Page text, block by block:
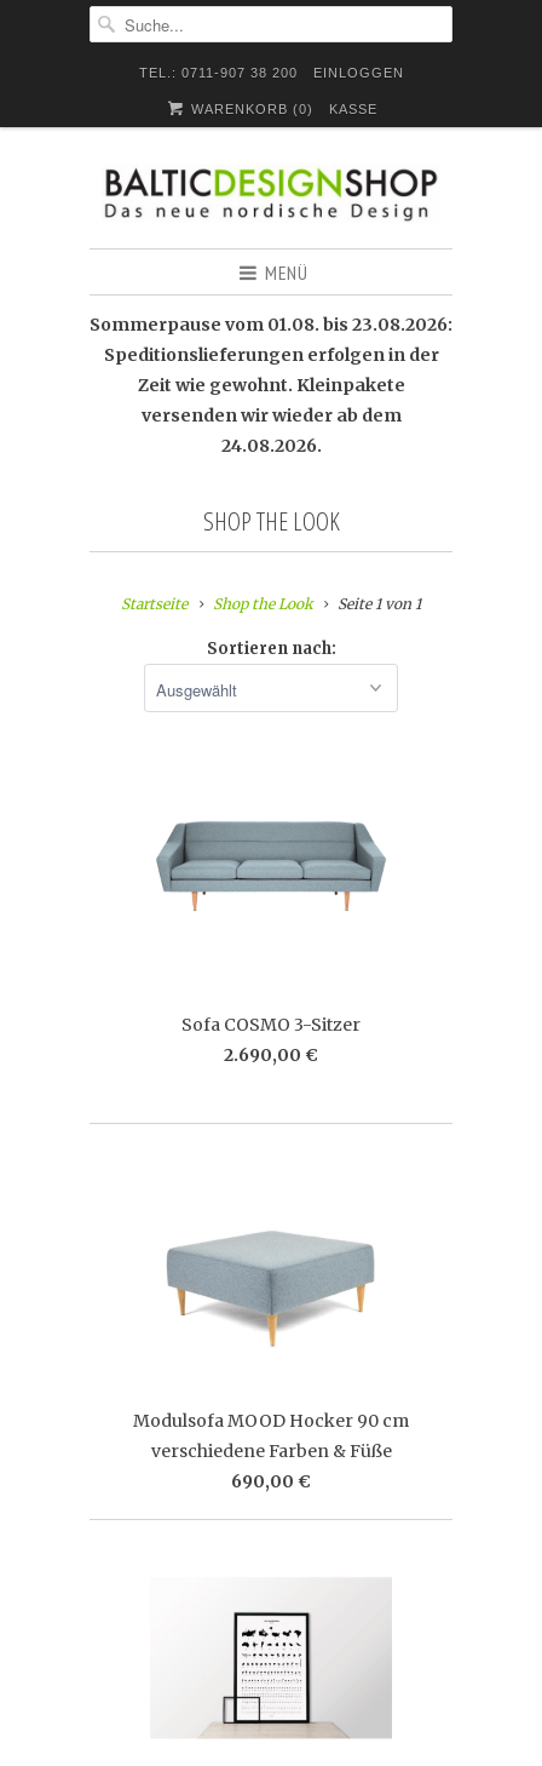
TEL.: 0711-907 38 200 EINLOGGEN
WARENKORB (0) KASSE
MENÜ
Sommerpause vom 01.08. bis 23.08.2026:
Speditionslieferungen erfolgen in der
Zeit wie gewohnt. Kleinpakete
versenden wir wieder ab dem
24.08.2026.
SHOP THE LOOK
Startseite Shop the Look Seite 1 von 1
Sortieren nach:
Sofa COSMO 3-Sitzer
2.690,00 €
Modulsofa MOOD Hocker 90 cm
verschiedene Farben & Füße
690,00 €